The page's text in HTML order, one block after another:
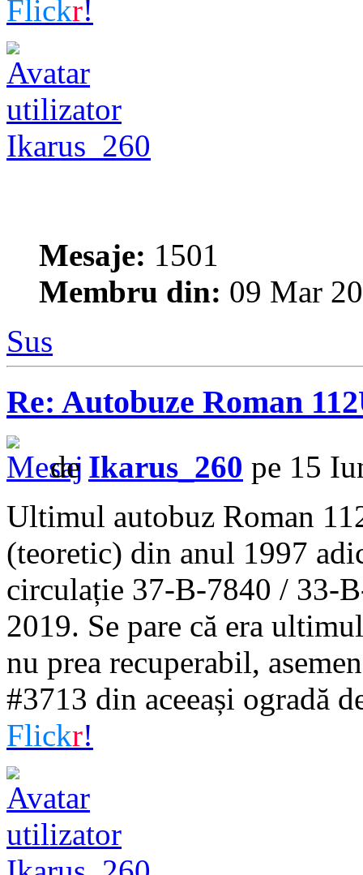
Flickr!
Ikarus_260
Mesaje: 1501
Membru din: 09 Mar
Sus
Re: Autobuze Roman
de Ikarus_260 pe 15
Ultimul autobuz Roman
(teoretic) din anul 1997
circulație 37-B-7840 / 33-
2019. Se pare că era
nu prea recuperabil,
#3713 din aceeași ogradă
Flickr!